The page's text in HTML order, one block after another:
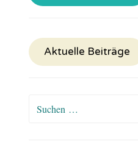
Aktuelle Beiträge
Suchen